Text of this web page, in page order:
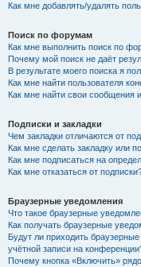
Как мне добавлять/удалять
Поиск по форумам
Как мне выполнить поиск по
Почему мой поиск не даёт
В результате моего поиска я
Как мне найти пользователя
Как мне найти свои сообщения
Подписки и закладки
Чем закладки отличаются от
Как мне сделать закладку или
Как мне подписаться на
Как мне отказаться от
Браузерные уведомления
Что такое браузерные
Как получать браузерные
Будут ли приходить
учётной записи на
Почему кнопка «Включить»